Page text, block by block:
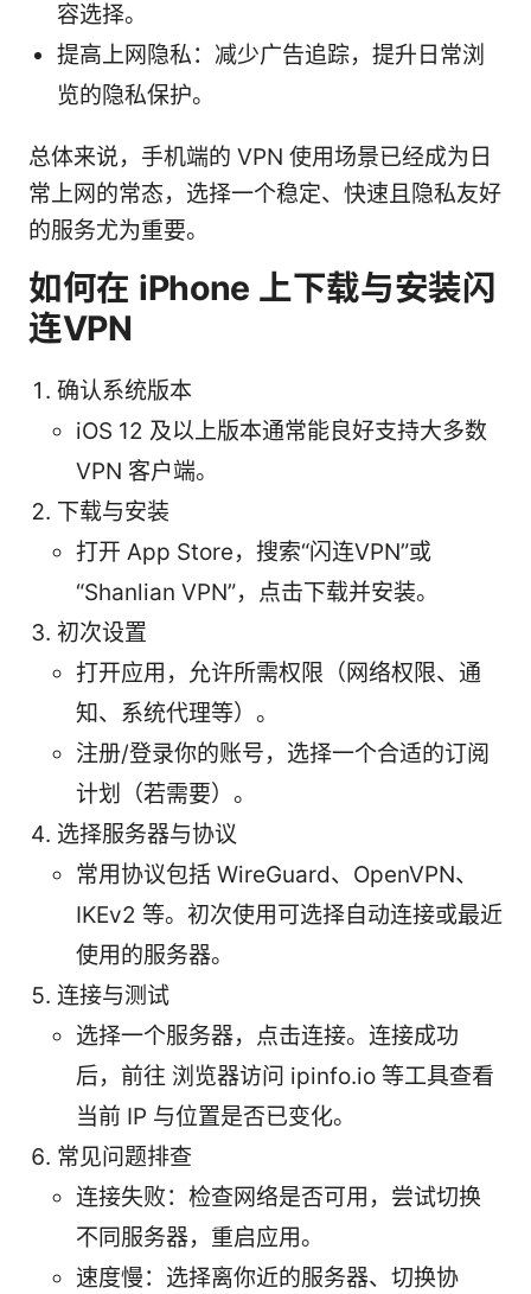
容选择。
提高上网隐私：减少广告追踪，提升日常浏
览的隐私保护。
总体来说，手机端的 VPN 使用场景已经成为日
常上网的常态，选择一个稳定、快速且隐私友好
的服务尤为重要。
如何在 iPhone 上下载与安装闪
连VPN
确认系统版本
iOS 12 及以上版本通常能良好支持大多数
VPN 客户端。
下载与安装
打开 App Store，搜索“闪连VPN”或
“Shanlian VPN”，点击下载并安装。
初次设置
打开应用，允许所需权限（网络权限、通
知、系统代理等）。
注册/登录你的账号，选择一个合适的订阅
计划（若需要）。
选择服务器与协议
常用协议包括 WireGuard、OpenVPN、
IKEv2 等。初次使用可选择自动连接或最近
使用的服务器。
连接与测试
选择一个服务器，点击连接。连接成功
后，前往 浏览器访问 ipinfo.io 等工具查看
当前 IP 与位置是否已变化。
常见问题排查
连接失败：检查网络是否可用，尝试切换
不同服务器，重启应用。
速度慢：选择离你近的服务器、切换协